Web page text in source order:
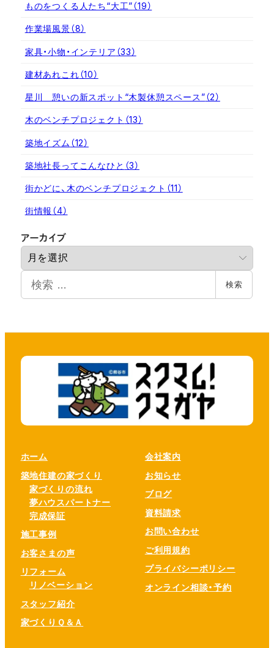
ものをつくる人たち“大工”（19）
作業場風景（8）
家具・小物・インテリア （33）
建材あれこれ（10）
星川 憩いの新スポット“木製休憩スペース”（2）
木のベンチプロジェクト （13）
築地イズム （12）
築地社長ってこんなひと （3）
街かどに、木のベンチプロジェクト （11）
街情報 （4）
アーカイブ
カ
検索
ホーム
築地住建の家づくり
家づくりの流れ
夢ハウスパートナー
完成保証
施工事例
お客さまの声
リフォーム
リノベーション
スタッフ紹介
家づくりＱ＆Ａ
会社案内
お知らせ
ブログ
資料請求
お問い合わせ
ご利用規約
プライバシーポリシー
オンライン相談・予約